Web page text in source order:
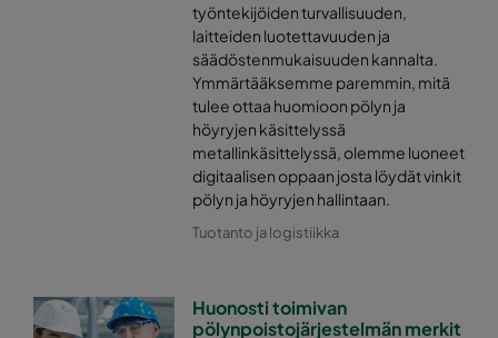
työntekijöiden turvallisuuden,
laitteiden luotettavuuden ja
säädöstenmukaisuuden kannalta.
Ymmärtääksemme paremmin, mitä
tulee ottaa huomioon pölyn ja
höyryjen käsittelyssä
metallinkäsittelyssä, olemme luoneet
digitaalisen oppaan josta löydät vinkit
pölyn ja höyryjen hallintaan.
Tuotanto ja logistiikka
Huonosti toimivan
pölynpoistojärjestelmän merkit